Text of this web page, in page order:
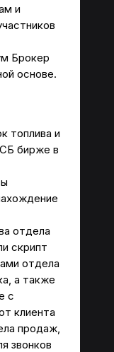
и
Брокер
основе.
топлива и
бирже в
отдела
скрипт
отдела
а также
с
клиента
продаж,
звонков